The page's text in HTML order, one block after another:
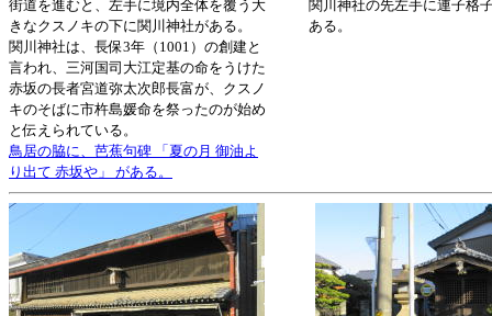
街道を進むと、左手に境内全体を覆う大
きなクスノキの下に関川神社がある。
関川神社は、長保3年（1001）の創建と
言われ、三河国司大江定基の命をうけた
赤坂の長者宮道弥太次郎長富が、クスノ
キのそばに市杵島媛命を祭ったのが始め
と伝えられている。
鳥居の脇に、芭蕉句碑 「夏の月 御油よ
り出て 赤坂や」 がある。
関川神社の先左手に連子格
ある。